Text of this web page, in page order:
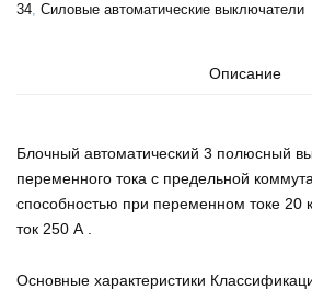
120529
34 Силовые автоматические выключатели
Описание
Блочный автоматический 3 полюсный
переменного тока с предельной
способностью при переменном токе 20
ток 250 А .
Основные характеристики